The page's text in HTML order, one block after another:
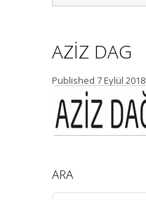
AZIZ DAG
Published 7 Eylül 2018
ARA